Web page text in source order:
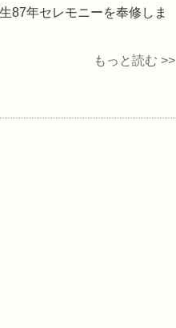
87年セレモニーを奉修しま
もっと読む >>